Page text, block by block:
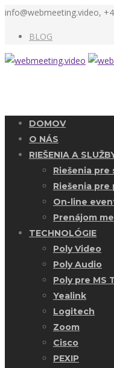
info@webmeeting.video,
BLOG
DOMOV
O NÁS
RIEŠENIA A
Riešenia
Riešenia
On-line
Prenájom
TECHNOLÓGIE
Poly Video
Poly Audio
Poly pre MS
Yealink
Logitech
Zoom
Cisco
PEXIP